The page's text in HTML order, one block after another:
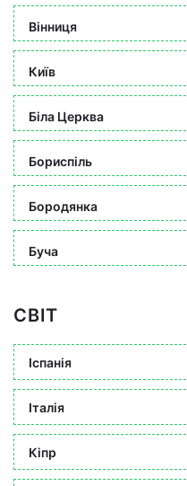
Вінниця
Київ
Біла Церква
Бориспіль
Бородянка
Буча
СВІТ
Іспанія
Італія
Кіпр